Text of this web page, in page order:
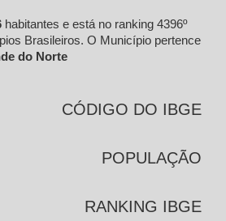
habitantes e está no ranking 4396º
Brasileiros. O Município pertence
do Norte
CÓDIGO DO IBGE
POPULAÇÃO
RANKING IBGE